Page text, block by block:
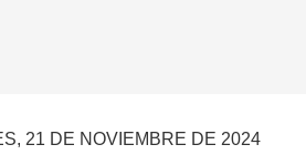
21 DE NOVIEMBRE DE 2024